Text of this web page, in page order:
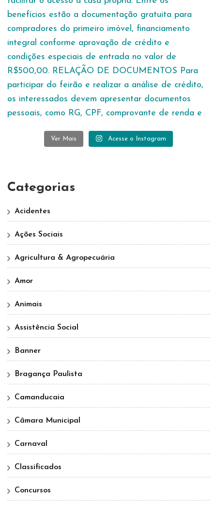
Ver Mais Acesse o Instagram
Categorias
Acidentes
Ações Sociais
Agricultura & Agropecuária
Amor
Animais
Assistência Social
Banner
Bragança Paulista
Camanducaia
Câmara Municipal
Carnaval
Classificados
Concursos